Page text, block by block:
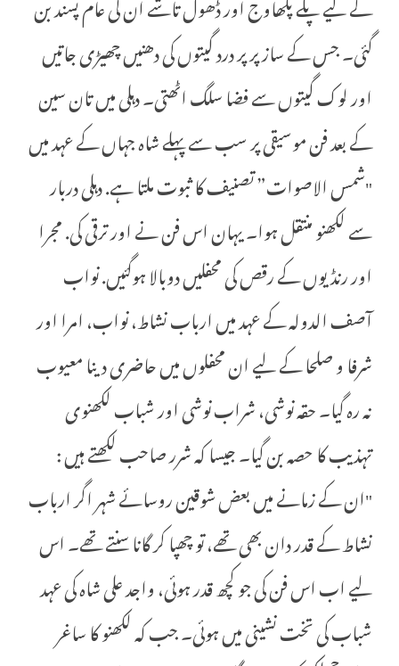
گئی۔ جس کے ساز پر پر درد گیتوں کی دھنیں چھیڑی جاتیں
اور لوک گیتوں سے فضا سلگ اٹھتی۔ دہلی میں تان سین
کے بعد فن موسیقی پر سب سے پہلے شاہ جہاں کے عہد میں
"شمس الاصوات” تصنیف کا ثبوت ملتا ہے. دہلی دربار
سے لکھنو منتقل ہوا۔ یہان اس فن نے اور ترقی کی. مجرا
اور رنڈیوں کے رقص کی محفلیں دوبالا ہوگئیں. نواب
آصف الدولہ کے عہد میں ارباب نشاط، نواب، امرا اور
شرفا و صلحا کے لیے ان محفلوں میں حاضری دینا معیوب
نہ رہ گیا۔ حقہ نوشی، شراب نوشی اور شباب لکھنوی
تہذیب کا حصہ بن گیا۔ جیسا کہ شرر صاحب لکھتے ہیں :
"ان کے زمانے میں بعض شوقین روسائے شہر اگر ارباب
نشاط کے قدر دان بھی تھے، تو چھپا کر گانا سنتے تھے۔ اس
لیے اب اس فن کی جو کچھ قدر ہوئی، واجد علی شاہ کی عہد
شباب کی تخت نشینی میں ہوئی۔ جب کہ لکھنو کا ساغر